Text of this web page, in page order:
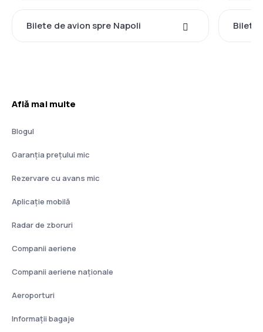
Bilete de avion spre Napoli Bilete
Află mai multe
Blogul
Garanția prețului mic
Rezervare cu avans mic
Aplicație mobilă
Radar de zboruri
Companii aeriene
Companii aeriene naţionale
Aeroporturi
Informații bagaje